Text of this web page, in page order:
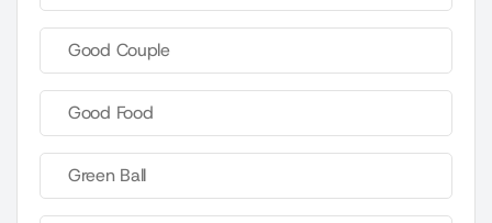
Good Couple
Good Food
Green Ball